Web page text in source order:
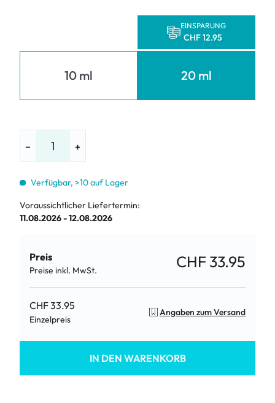
10 ml
EINSPARUNG
CHF 12.95
20 ml
− +
Verfügbar, >10 auf Lager
Voraussichtlicher Liefertermin:
11.08.2026 - 12.08.2026
Preis
Preise inkl. MwSt. CHF 33.95
CHF 33.95
Einzelpreis
Angaben zum Versand
IN DEN WARENKORB